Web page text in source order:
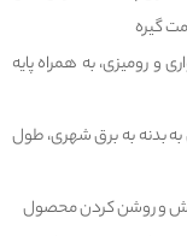
گیره
و رومیزی، به همراه پایه
بدنه به برق شهری، طول
و روشن کردن محصول